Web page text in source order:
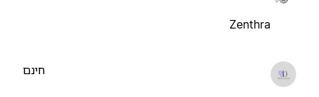
Zenthra